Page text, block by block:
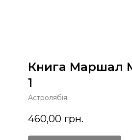
Книга Маршал
1
Астролябія
460,00 грн.